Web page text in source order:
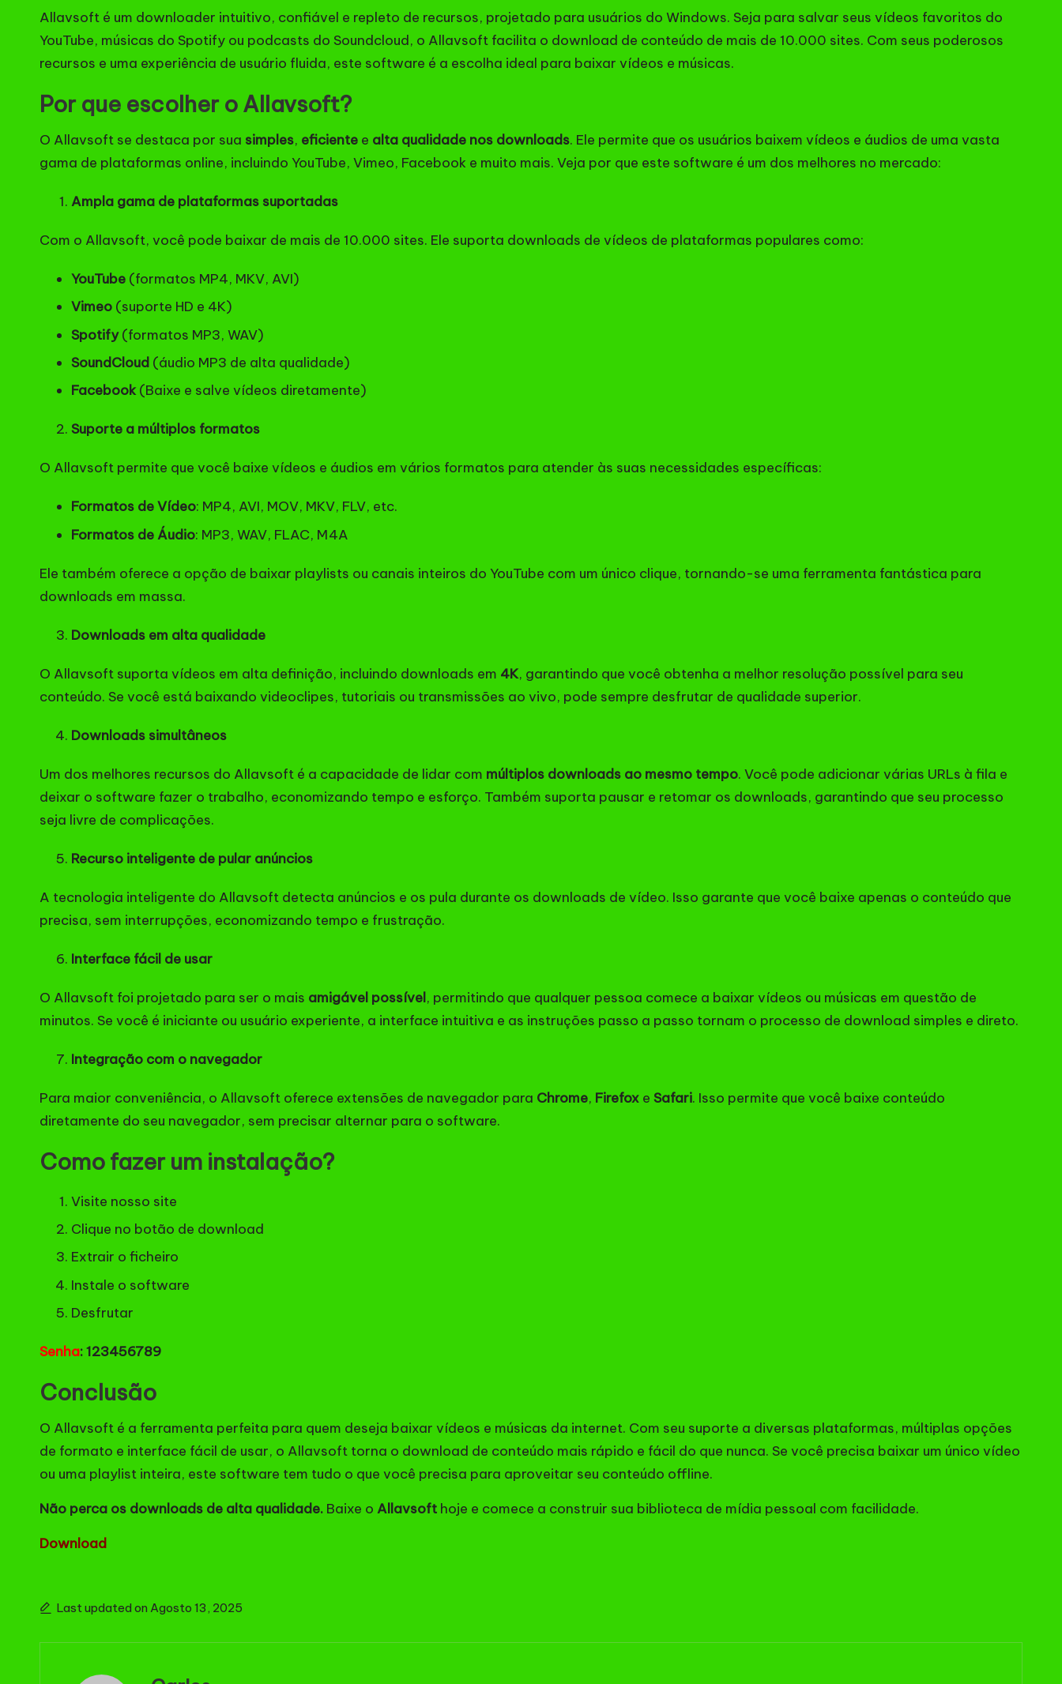
Allavsoft é um downloader intuitivo, confiável e repleto de recursos, projetado para usuários do Windows. Seja para salvar seus vídeos favoritos do
YouTube, músicas do Spotify ou podcasts do Soundcloud, o Allavsoft facilita o download de conteúdo de mais de 10.000 sites. Com seus poderosos
recursos e uma experiência de usuário fluida, este software é a escolha ideal para baixar vídeos e músicas.
Por que escolher o Allavsoft?
O Allavsoft se destaca por sua simples, eficiente e alta qualidade nos downloads. Ele permite que os usuários baixem vídeos e áudios de uma vasta
gama de plataformas online, incluindo YouTube, Vimeo, Facebook e muito mais. Veja por que este software é um dos melhores no mercado:
Ampla gama de plataformas suportadas
Com o Allavsoft, você pode baixar de mais de 10.000 sites. Ele suporta downloads de vídeos de plataformas populares como:
YouTube (formatos MP4, MKV, AVI)
Vimeo (suporte HD e 4K)
Spotify(formatos MP3, WAV)
SoundCloud (áudio MP3 de alta qualidade)
Facebook(Baixe e salve vídeos diretamente)
Suporte a múltiplos formatos
O Allavsoft permite que você baixe vídeos e áudios em vários formatos para atender às suas necessidades específicas:
Formatos de Vídeo: MP4, AVI, MOV, MKV, FLV, etc.
Formatos de Áudio: MP3, WAV, FLAC, M4A
Ele também oferece a opção de baixar playlists ou canais inteiros do YouTube com um único clique, tornando-se uma ferramenta fantástica para
downloads em massa.
Downloads em alta qualidade
O Allavsoft suporta vídeos em alta definição, incluindo downloads em 4K, garantindo que você obtenha a melhor resolução possível para seu
conteúdo. Se você está baixando videoclipes, tutoriais ou transmissões ao vivo, pode sempre desfrutar de qualidade superior.
Downloads simultâneos
Um dos melhores recursos do Allavsoft é a capacidade de lidar com múltiplos downloads ao mesmo tempo. Você pode adicionar várias URLs à fila e
deixar o software fazer o trabalho, economizando tempo e esforço. Também suporta pausar e retomar os downloads, garantindo que seu processo
seja livre de complicações.
Recurso inteligente de pular anúncios
A tecnologia inteligente do Allavsoft detecta anúncios e os pula durante os downloads de vídeo. Isso garante que você baixe apenas o conteúdo que
precisa, sem interrupções, economizando tempo e frustração.
Interface fácil de usar
O Allavsoft foi projetado para ser o mais amigável possível, permitindo que qualquer pessoa comece a baixar vídeos ou músicas em questão de
minutos. Se você é iniciante ou usuário experiente, a interface intuitiva e as instruções passo a passo tornam o processo de download simples e direto.
Integração com o navegador
Para maior conveniência, o Allavsoft oferece extensões de navegador para Chrome, Firefox e Safari. Isso permite que você baixe conteúdo
diretamente do seu navegador, sem precisar alternar para o software.
Como fazer um instalação?
Visite nosso site
Clique no botão de download
Extrair o ficheiro
Instale o software
Desfrutar
Senha: 123456789
Conclusão
O Allavsoft é a ferramenta perfeita para quem deseja baixar vídeos e músicas da internet. Com seu suporte a diversas plataformas, múltiplas opções
de formato e interface fácil de usar, o Allavsoft torna o download de conteúdo mais rápido e fácil do que nunca. Se você precisa baixar um único vídeo
ou uma playlist inteira, este software tem tudo o que você precisa para aproveitar seu conteúdo offline.
Não perca os downloads de alta qualidade. Baixe o Allavsoft hoje e comece a construir sua biblioteca de mídia pessoal com facilidade.
Download
Last updated on Agosto 13, 2025